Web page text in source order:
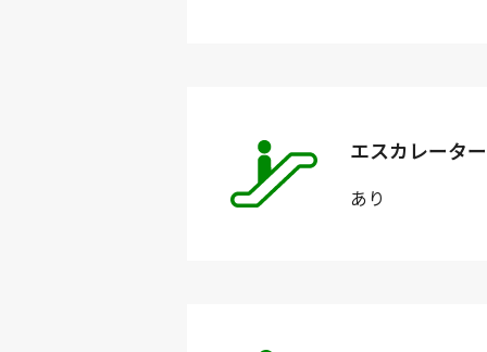
エスカレーター
あり